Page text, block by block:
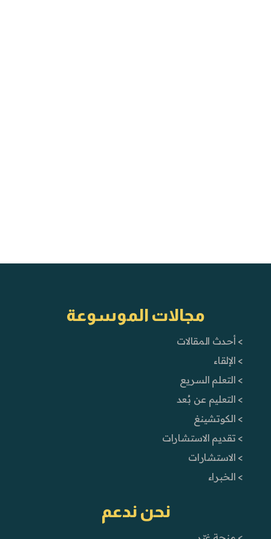
مجالات الموسوعة
> أحدث المقالات
> الإلقاء
> التعلم السريع
> التعليم عن بُعد
> الكوتشينغ
> تقديم الاستشارات
> الاستشارات
> الخبراء
نحن ندعم